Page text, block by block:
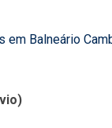
em Balneário